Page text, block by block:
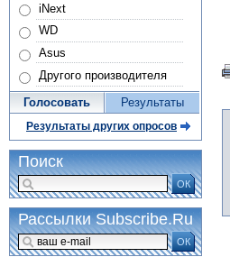
iNext
WD
Asus
Другого производителя
Голосовать Результаты
Результаты других опросов
Поиск
ОК
Рассылки Subscribe.Ru
ОК